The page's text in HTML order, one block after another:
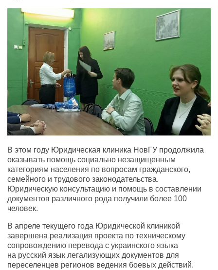
В этом году Юридическая клиника НовГУ продолжила
оказывать помощь социально незащищенным
категориям населения по вопросам гражданского,
семейного и трудового законодательства.
Юридическую консультацию и помощь в составлении
документов различного рода получили более 100
человек.
В апреле текущего года Юридической клиникой
завершена реализация проекта по техническому
сопровождению перевода с украинского языка
на русский язык легализующих документов для
переселенцев регионов ведения боевых действий.